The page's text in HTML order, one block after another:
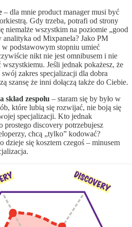
– dla mnie product manager musi być
Gdy trzeba, potrafi od strony
niemalże wszystkim na poziomie „good
analityka od Mixpanela? Jako PM
podstawowym stopniu umieć
nikt nie jest omnibusem i nie
wszystkiemu. Jeśli jednak pokażesz, że
zakres specjalizacji dla dobra
szansę że inni dołączą także do Ciebie.
skład zespołu – staram się by było w
które lubią się rozwijać, nie boją się
specjalizacji. Kto jednak
prostego discovery potrzebujesz
chcą „tylko” kodować?
dzieje się kosztem czegoś – minusem